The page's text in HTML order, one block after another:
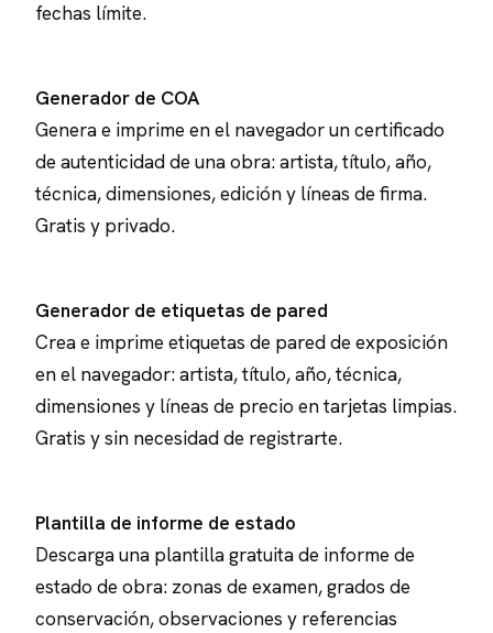
fechas límite.
Generador de COA
Genera e imprime en el navegador un certificado
de autenticidad de una obra: artista, título, año,
técnica, dimensiones, edición y líneas de firma.
Gratis y privado.
Generador de etiquetas de pared
Crea e imprime etiquetas de pared de exposición
en el navegador: artista, título, año, técnica,
dimensiones y líneas de precio en tarjetas limpias.
Gratis y sin necesidad de registrarte.
Plantilla de informe de estado
Descarga una plantilla gratuita de informe de
estado de obra: zonas de examen, grados de
conservación, observaciones y referencias